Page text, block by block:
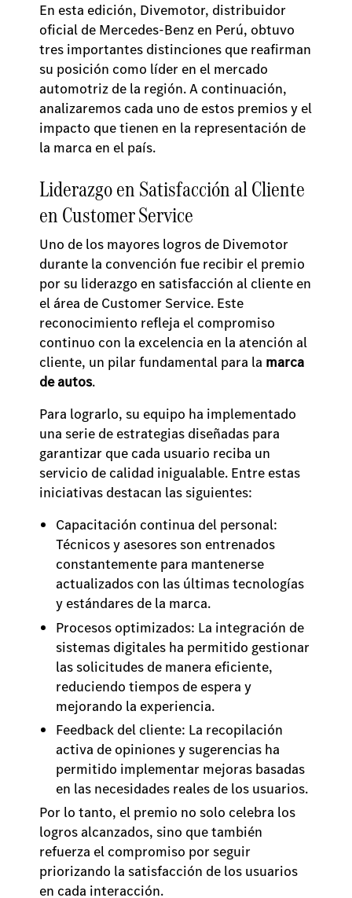
En esta edición, Divemotor, distribuidor
oficial de Mercedes-Benz en Perú, obtuvo
tres importantes distinciones que reafirman
su posición como líder en el mercado
automotriz de la región. A continuación,
analizaremos cada uno de estos premios y el
impacto que tienen en la representación de
la marca en el país.
Liderazgo en Satisfacción al Cliente
en Customer Service
Uno de los mayores logros de Divemotor
durante la convención fue recibir el premio
por su liderazgo en satisfacción al cliente en
el área de Customer Service. Este
reconocimiento refleja el compromiso
continuo con la excelencia en la atención al
cliente, un pilar fundamental para la marca
de autos.
Para lograrlo, su equipo ha implementado
una serie de estrategias diseñadas para
garantizar que cada usuario reciba un
servicio de calidad inigualable. Entre estas
iniciativas destacan las siguientes:
Capacitación continua del personal:
Técnicos y asesores son entrenados
constantemente para mantenerse
actualizados con las últimas tecnologías
y estándares de la marca.
Procesos optimizados: La integración de
sistemas digitales ha permitido gestionar
las solicitudes de manera eficiente,
reduciendo tiempos de espera y
mejorando la experiencia.
Feedback del cliente: La recopilación
activa de opiniones y sugerencias ha
permitido implementar mejoras basadas
en las necesidades reales de los usuarios.
Por lo tanto, el premio no solo celebra los
logros alcanzados, sino que también
refuerza el compromiso por seguir
priorizando la satisfacción de los usuarios
en cada interacción.